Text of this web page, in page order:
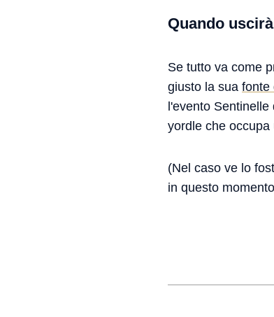
Quando
Se tutto va come
giusto la sua fonte
l'evento
yordle che
(Nel caso ve lo
in questo